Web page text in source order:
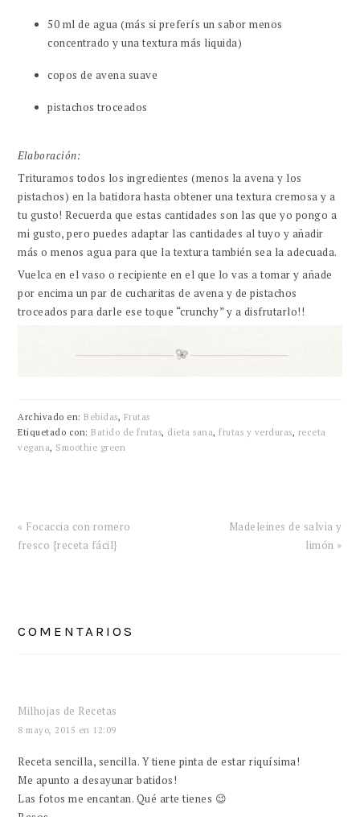
50 ml de agua (más si preferís un sabor menos
concentrado y una textura más liquida)
copos de avena suave
pistachos troceados
Elaboración:
Trituramos todos los ingredientes (menos la avena y los
pistachos) en la batidora hasta obtener una textura cremosa y a
tu gusto! Recuerda que estas cantidades son las que yo pongo a
mi gusto, pero puedes adaptar las cantidades al tuyo y añadir
más o menos agua para que la textura también sea la adecuada.
Vuelca en el vaso o recipiente en el que lo vas a tomar y añade
por encima un par de cucharitas de avena y de pistachos
troceados para darle ese toque “crunchy” y a disfrutarlo!!
Archivado en:Bebidas, Frutas
Etiquetado con:Batido de frutas, dieta sana,frutas y verduras, receta
vegana, Smoothie green
Entrada
anterior:
« Focaccia con romero
fresco {receta fácil}
Siguiente
Madeleines de salvia y
limón »
CON
COMENTARIOS
Milhojas de Recetas
8 mayo, 2015 en 12:09
Receta sencilla, sencilla. Y tiene pinta de estar riquísima!
Me apunto a desayunar batidos!
Las fotos me encantan. Qué arte tienes 😉